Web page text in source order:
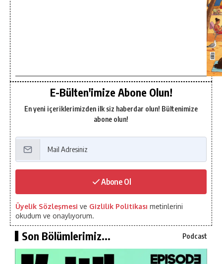
E-Bülten'imize Abone Olun!
En yeni içeriklerimizden ilk siz haberdar olun! Bültenimize
abone olun!
Abone Ol
Üyelik Sözleşmesi ve Gizlilik Politikası metinlerini
okudum ve onaylıyorum.
Son Bölümlerimiz... Podcast